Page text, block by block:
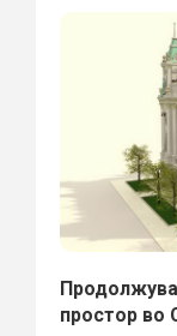
Продолжува
простор во